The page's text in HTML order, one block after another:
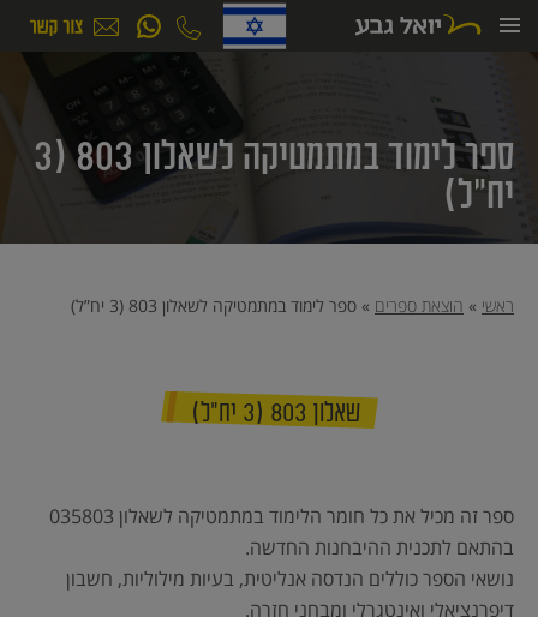
לתוכן
ספר לימוד במתמטיקה לשאלון 803 (3
יח”ל)
ראשי » הוצאת ספרים » ספר לימוד במתמטיקה לשאלון 803 (3 יח”ל)
שאלון 803 (3 יח”ל)
ספר זה מכיל את כל חומר הלימוד במתמטיקה לשאלון 035803
בהתאם לתכנית ההיבחנות החדשה.
נושאי הספר כוללים הנדסה אנליטית, בעיות מילוליות, חשבון
דיפרנציאלי ואינטגרלי ומבחני חזרה.